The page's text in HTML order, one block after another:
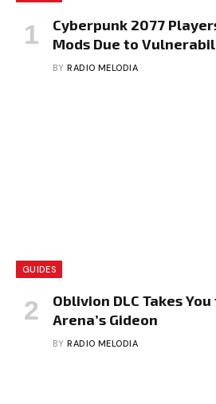
Cyberpunk 2077
Mods Due to
BY RADIO MELODIA
GUIDES
Oblivion DLC Takes
Arena’s Gideon
BY RADIO MELODIA